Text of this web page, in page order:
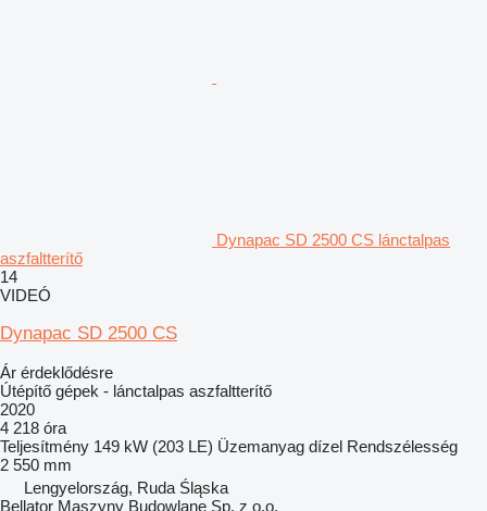
Dynapac SD 2500 CS lánctalpas
aszfaltterítő
14
VIDEÓ
Dynapac SD 2500 CS
Ár érdeklődésre
Útépítő gépek - lánctalpas aszfaltterítő
2020
4 218 óra
Teljesítmény 149 kW (203 LE) Üzemanyag dízel Rendszélesség
2 550 mm
Lengyelország, Ruda Śląska
Bellator Maszyny Budowlane Sp. z o.o.